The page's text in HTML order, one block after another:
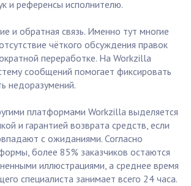
и референсы исполнителю.
и обратная связь. Именно тут многие
чёткого обсуждения правок
переработке. На Workzilla
сообщений помогает фиксировать
недоразумений.
платформами Workzilla выделяется
и гарантией возврата средств, если
с ожиданиями. Согласно
более 85% заказчиков остаются
иллюстрациями, а среднее время
специалиста занимает всего 24 часа.